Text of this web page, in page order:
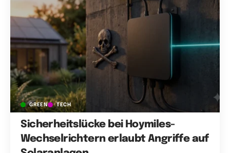
GREEN TECH
Sicherheitslücke bei Hoymiles-
Wechselrichtern erlaubt Angriffe auf